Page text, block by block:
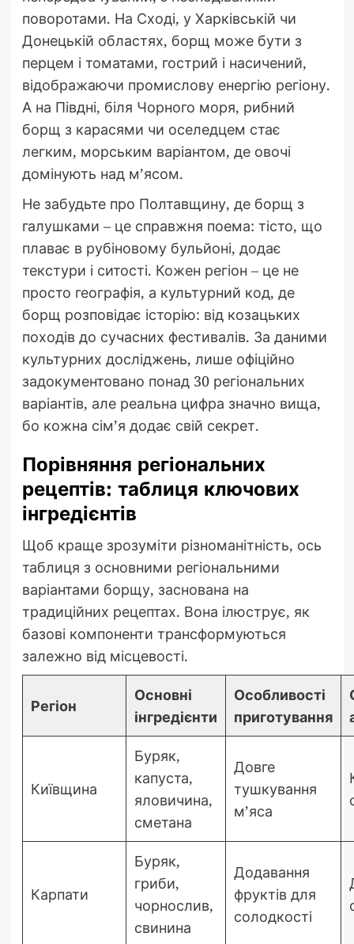
поворотами. На Сході, у Харківській чи
Донецькій областях, борщ може бути з
перцем і томатами, гострий і насичений,
відображаючи промислову енергію регіону.
А на Півдні, біля Чорного моря, рибний
борщ з карасями чи оселедцем стає
легким, морським варіантом, де овочі
домінують над м’ясом.
Не забудьте про Полтавщину, де борщ з
галушками – це справжня поема: тісто, що
плаває в рубіновому бульйоні, додає
текстури і ситості. Кожен регіон – це не
просто географія, а культурний код, де
борщ розповідає історію: від козацьких
походів до сучасних фестивалів. За даними
культурних досліджень, лише офіційно
задокументовано понад 30 регіональних
варіантів, але реальна цифра значно вища,
бо кожна сім’я додає свій секрет.
Порівняння регіональних
рецептів: таблиця ключових
інгредієнтів
Щоб краще зрозуміти різноманітність, ось
таблиця з основними регіональними
варіантами борщу, заснована на
традиційних рецептах. Вона ілюструє, як
базові компоненти трансформуються
залежно від місцевості.
Регіон
Основні
інгредієнти
Особливості
приготування
Київщина
Буряк,
капуста,
яловичина,
сметана
Довге
тушкування
м’яса
Карпати
Буряк,
гриби,
чорнослив,
свинина
Додавання
фруктів для
солодкості